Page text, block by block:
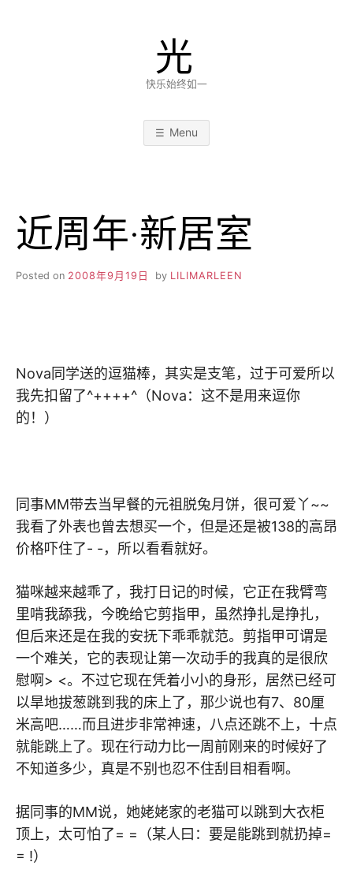
光
快乐始终如一
Menu
近周年·新居室
Posted on 2008年9月19日 by LILIMARLEEN
Nova同学送的逗猫棒，其实是支笔，过于可爱所以
我先扣留了^++++^（Nova：这不是用来逗你
的！）
同事MM带去当早餐的元祖脱兔月饼，很可爱丫~~
我看了外表也曾去想买一个，但是还是被138的高昂
价格吓住了- -，所以看看就好。
猫咪越来越乖了，我打日记的时候，它正在我臂弯
里啃我舔我，今晚给它剪指甲，虽然挣扎是挣扎，
但后来还是在我的安抚下乖乖就范。剪指甲可谓是
一个难关，它的表现让第一次动手的我真的是很欣
慰啊> <。不过它现在凭着小小的身形，居然已经可
以旱地拔葱跳到我的床上了，那少说也有7、80厘
米高吧……而且进步非常神速，八点还跳不上，十点
就能跳上了。现在行动力比一周前刚来的时候好了
不知道多少，真是不别也忍不住刮目相看啊。
据同事的MM说，她姥姥家的老猫可以跳到大衣柜
顶上，太可怕了= =（某人曰：要是能跳到就扔掉=
= !）